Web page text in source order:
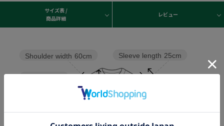
サイズ表 /
商品詳細
レビュー
Sleeve length 25cm
Shoulder width 60cm